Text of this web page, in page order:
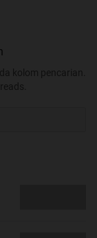
kolom pencarian.